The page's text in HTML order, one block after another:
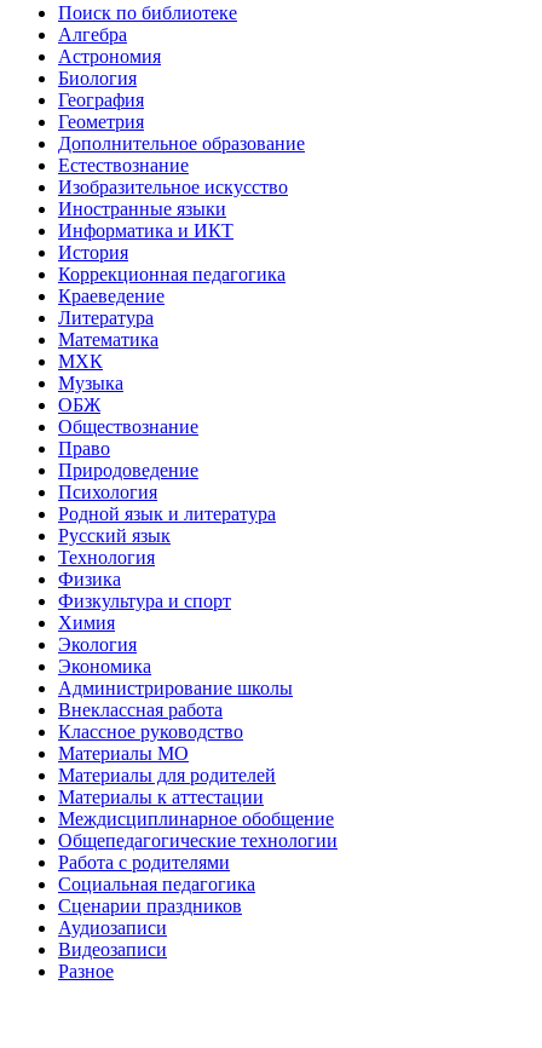
Поиск по библиотеке
Алгебра
Астрономия
Биология
География
Геометрия
Дополнительное образование
Естествознание
Изобразительное искусство
Иностранные языки
Информатика и ИКТ
История
Коррекционная педагогика
Краеведение
Литература
Математика
МХК
Музыка
ОБЖ
Обществознание
Право
Природоведение
Психология
Родной язык и литература
Русский язык
Технология
Физика
Физкультура и спорт
Химия
Экология
Экономика
Администрирование школы
Внеклассная работа
Классное руководство
Материалы МО
Материалы для родителей
Материалы к аттестации
Междисциплинарное обобщение
Общепедагогические технологии
Работа с родителями
Социальная педагогика
Сценарии праздников
Аудиозаписи
Видеозаписи
Разное